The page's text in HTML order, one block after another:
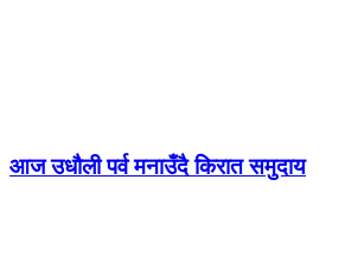
आज उधौली पर्व मनाउँदै किरात समुदाय